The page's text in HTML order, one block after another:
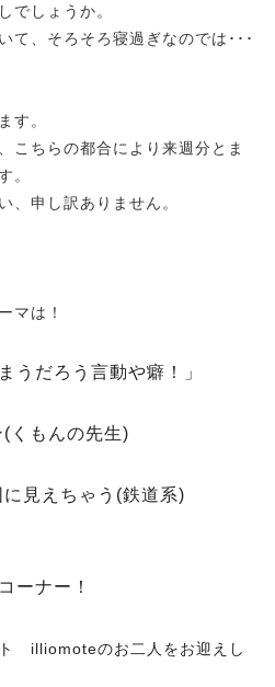
でしょうか。
て、そろそろ寝過ぎなのでは･･･
す。
こちらの都合により来週分とま
。
、申し訳ありません。
マは！
うだろう言動や癖！」
( くもんの先生)
見えちゃう (鉄道系)
ーナー！
ト illiomoteのお二人をお迎えし